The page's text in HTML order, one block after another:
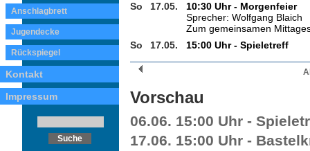
Anschlagbrett
Jugendecke
Rückspiegel
Kontakt
Impressum
So
17.05.
10:30 Uhr - Morgenfeier
Sprecher: Wolfgang Blaich
Zum gemeinsamen
So
17.05. 15:00 Uhr - Spieletreff
Vorschau
06.06. 15:00 Uhr -
17.06. 15:00 Uhr -